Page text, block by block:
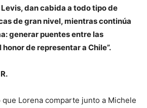
dan cabida a todo tipo de
de gran nivel, mientras continúa
generar puentes entre las
honor de representar a Chile”.
Lorena comparte junto a Michele